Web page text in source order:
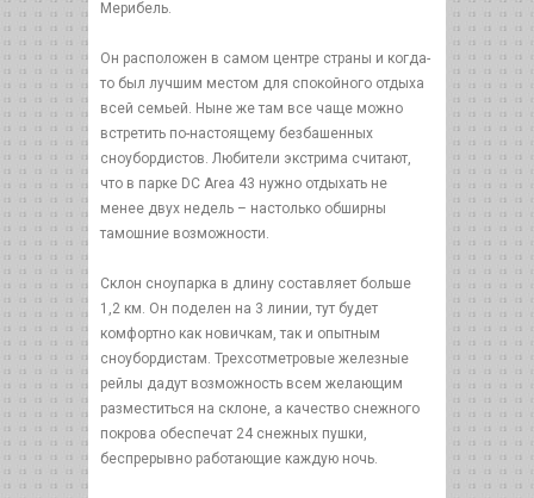
Мерибель.
Он расположен в самом центре страны и когда-
то был лучшим местом для спокойного отдыха
всей семьей. Ныне же там все чаще можно
встретить по-настоящему безбашенных
сноубордистов. Любители экстрима считают,
что в парке DC Area 43 нужно отдыхать не
менее двух недель – настолько обширны
тамошние возможности.
Склон сноупарка в длину составляет больше
1,2 км. Он поделен на 3 линии, тут будет
комфортно как новичкам, так и опытным
сноубордистам. Трехсотметровые железные
рейлы дадут возможность всем желающим
разместиться на склоне, а качество снежного
покрова обеспечат 24 снежных пушки,
беспрерывно работающие каждую ночь.